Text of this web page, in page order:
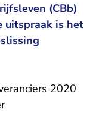
(CBb)
uitspraak is het
Rechtspraak.nl
2020